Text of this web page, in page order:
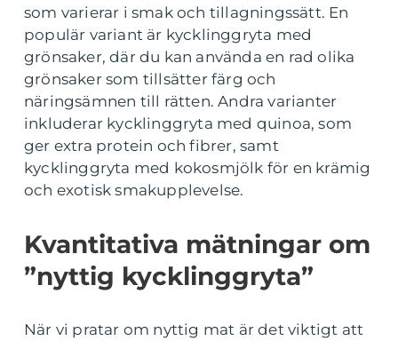
som varierar i smak och tillagningssätt. En
populär variant är kycklinggryta med
grönsaker, där du kan använda en rad olika
grönsaker som tillsätter färg och
näringsämnen till rätten. Andra varianter
inkluderar kycklinggryta med quinoa, som
ger extra protein och fibrer, samt
kycklinggryta med kokosmjölk för en krämig
och exotisk smakupplevelse.
Kvantitativa mätningar om
”nyttig kycklinggryta”
När vi pratar om nyttig mat är det viktigt att